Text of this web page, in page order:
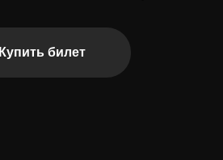
Купить билет